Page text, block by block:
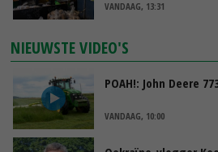
VANDAAG, 13:31
NIEUWSTE VIDEO'S
POAH!: John Deere
VANDAAG, 10:00